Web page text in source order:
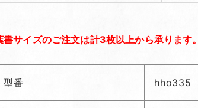
書サイズのご注文は計3枚以上から承ります。
型番 hho335